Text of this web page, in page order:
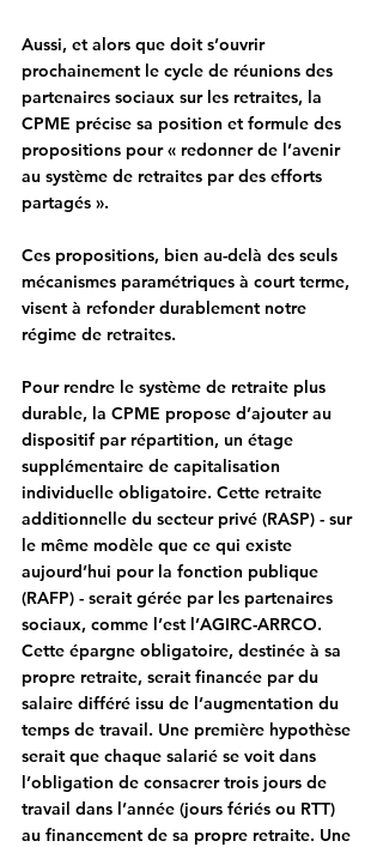
Aussi, et alors que doit s’ouvrir
prochainement le cycle de réunions des
partenaires sociaux sur les retraites, la
CPME précise sa position et formule des
propositions pour « redonner de l’avenir
au système de retraites par des efforts
partagés ».
Ces propositions, bien au-delà des seuls
mécanismes paramétriques à court terme,
visent à refonder durablement notre
régime de retraites.
Pour rendre le système de retraite plus
durable, la CPME propose d’ajouter au
dispositif par répartition, un étage
supplémentaire de capitalisation
individuelle obligatoire. Cette retraite
additionnelle du secteur privé (RASP) - sur
le même modèle que ce qui existe
aujourd’hui pour la fonction publique
(RAFP) - serait gérée par les partenaires
sociaux, comme l’est l’AGIRC-ARRCO.
Cette épargne obligatoire, destinée à sa
propre retraite, serait financée par du
salaire différé issu de l’augmentation du
temps de travail. Une première hypothèse
serait que chaque salarié se voit dans
l’obligation de consacrer trois jours de
travail dans l’année (jours fériés ou RTT)
au financement de sa propre retraite. Une